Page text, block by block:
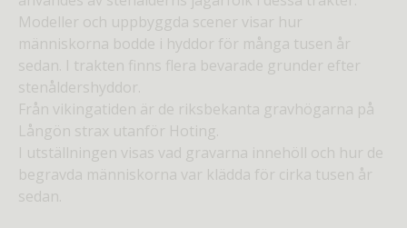
Modeller och uppbyggda scener visar hur
människorna bodde i hyddor för många tusen år
sedan. I trakten finns flera bevarade grunder efter
stenåldershyddor.
Från vikingatiden är de riksbekanta gravhögarna på
Långön strax utanför Hoting.
I utställningen visas vad gravarna innehöll och hur de
begravda människorna var klädda för cirka tusen år
sedan.